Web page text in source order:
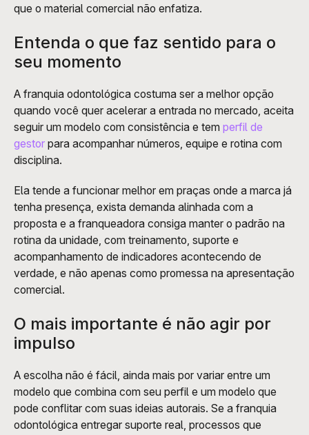
que o material comercial não enfatiza.
Entenda o que faz sentido para o
seu momento
A franquia odontológica costuma ser a melhor opção
quando você quer acelerar a entrada no mercado, aceita
seguir um modelo com consistência e tem perfil de
gestor para acompanhar números, equipe e rotina com
disciplina.
Ela tende a funcionar melhor em praças onde a marca já
tenha presença, exista demanda alinhada com a
proposta e a franqueadora consiga manter o padrão na
rotina da unidade, com treinamento, suporte e
acompanhamento de indicadores acontecendo de
verdade, e não apenas como promessa na apresentação
comercial.
O mais importante é não agir por
impulso
A escolha não é fácil, ainda mais por variar entre um
modelo que combina com seu perfil e um modelo que
pode conflitar com suas ideias autorais. Se a franquia
odontológica entregar suporte real, processos que